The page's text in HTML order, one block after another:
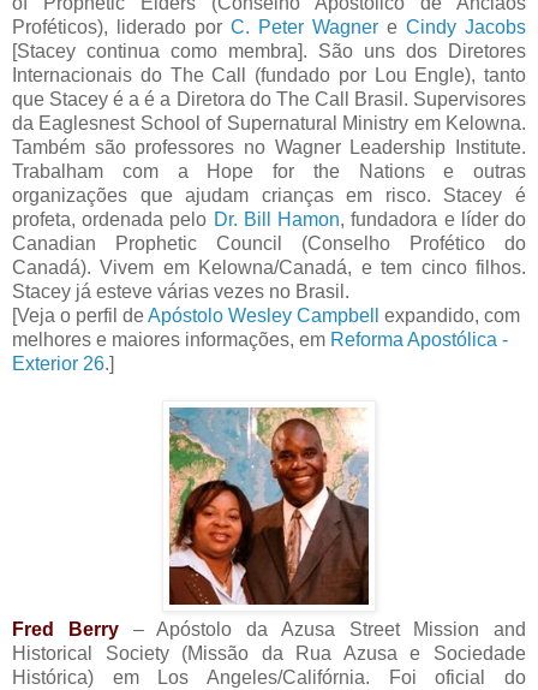
Proféticos), liderado por C. Peter Wagner e Cindy Jacobs
[Stacey continua como membra]. São uns dos Diretores
Internacionais do The Call (fundado por Lou Engle), tanto
que Stacey é a é a Diretora do The Call Brasil. Supervisores
da Eaglesnest School of Supernatural Ministry em Kelowna.
Também são professores no Wagner Leadership Institute.
Trabalham com a Hope for the Nations e outras
organizações que ajudam crianças em risco. Stacey é
profeta, ordenada pelo Dr. Bill Hamon, fundadora e líder do
Canadian Prophetic Council (Conselho Profético do
Canadá). Vivem em Kelowna/Canadá, e tem cinco filhos.
Stacey já esteve várias vezes no Brasil.
[Veja o perfil deApóstolo Wesley Campbell
expandido, com
melhores e maiores informações, em Reforma Apostólica -
Exterior 26.]
Fred Berry– Apóstolo da Azusa Street Mission and
Historical Society (Missão da Rua Azusa e Sociedade
Histórica) em Los Angeles/Califórnia. Foi oficial do